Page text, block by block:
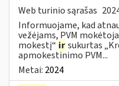
Web turinio sąrašas
Informuojame, kad
vežėjams, PVM
mokestį“ irsukurtas
apmokestinimo PVM...
Metai: 2024